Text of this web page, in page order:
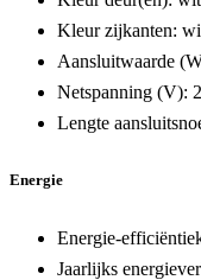
Kleur zijkanten:
Aansluitwaarde
Netspanning (V):
Lengte
Energie
Energie-
Jaarlijks